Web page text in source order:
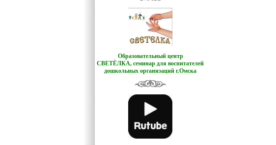
Образовательный центр
СВЕТЁЛКА, семинар для воспитателей
дошкольных организаций г.Омска